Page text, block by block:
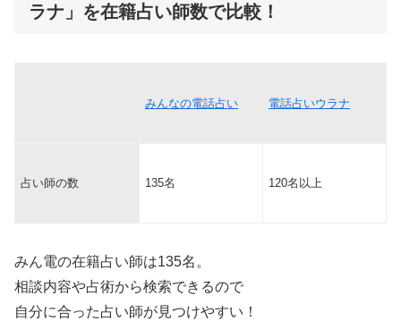
ラナ」を在籍占い師数で比較！
みんなの電話占い 電話占いウラナ
占い師の数 135名 120名以上
みん電の在籍占い師は135名。
相談内容や占術から検索できるので
自分に合った占い師が見つけやすい！